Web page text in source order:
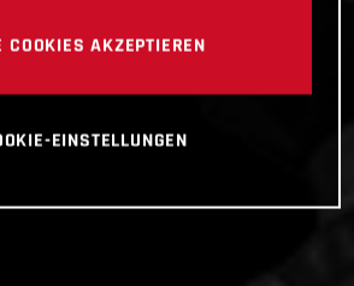
COOKIES AKZEPTIEREN
EINSTELLUNGEN